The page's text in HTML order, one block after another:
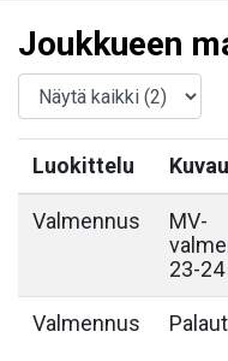
Joukkueen
Luokittelu
Valmennus
MV-
23-24
Valmennus